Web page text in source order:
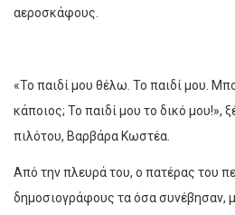
αεροσκάφους.
«Το παιδί μου θέλω. Το παιδί μου.
κάποιος; Το παιδί μου το δικό μου!»,
πιλότου, Βαρβάρα Κωστέα.
Από την πλευρά του, ο πατέρας του
δημοσιογράφους τα όσα συνέβησαν,